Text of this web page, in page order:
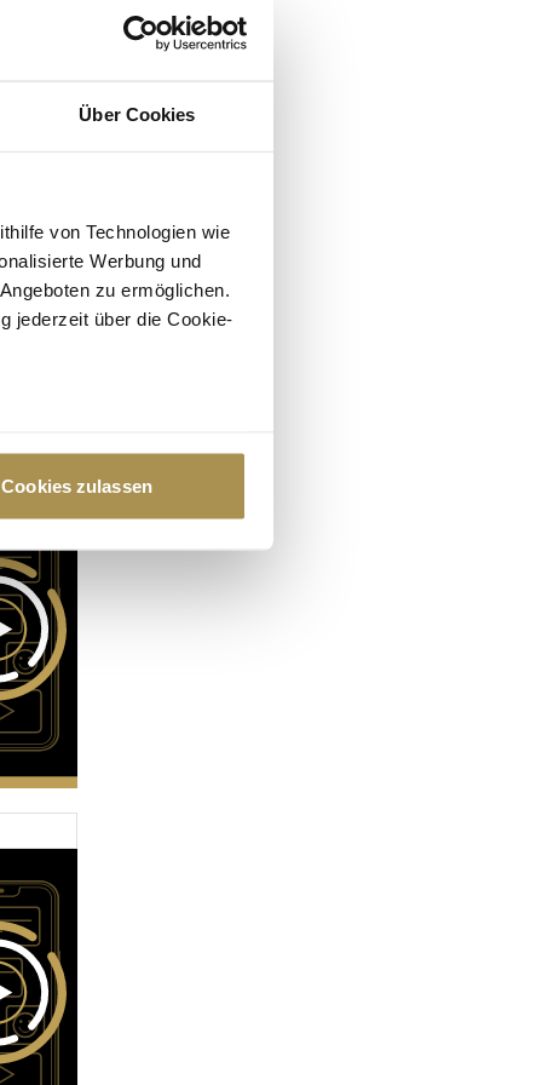
Über Cookies
von Technologien wie
Werbung und
zu ermöglichen.
jederzeit über die Cookie-
Präferenzen im
anbieten zu können
Verwendung unserer
diese Informationen
Rahmen Ihrer Nutzung
Cookies zulassen